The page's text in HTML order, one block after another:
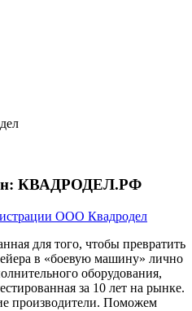
КВАДРОДЕЛ.РФ
для того, чтобы превратить
в «боевую машину» лично
оборудования,
за 10 лет на рынке.
производители. Поможем